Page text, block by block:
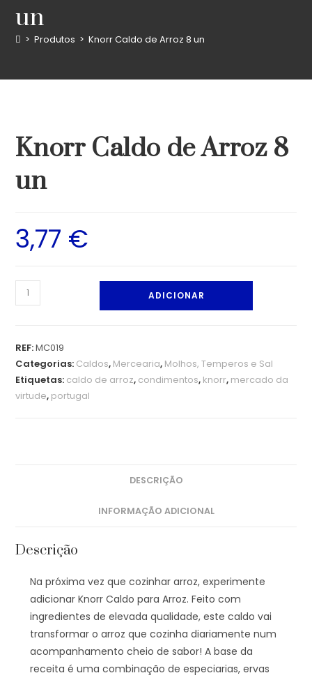
un
> Produtos > Knorr Caldo de Arroz 8 un
Knorr Caldo de Arroz 8
un
3,77 €
ADICIONAR
REF:MC019
Categorias: Caldos, Mercearia, Molhos, Temperos e Sal
Etiquetas: caldo de arroz, condimentos, knorr, mercado da
virtude, portugal
DESCRIÇÃO
INFORMAÇÃO ADICIONAL
Descrição
Na próxima vez que cozinhar arroz, experimente
adicionar Knorr Caldo para Arroz. Feito com
ingredientes de elevada qualidade, este caldo vai
transformar o arroz que cozinha diariamente num
acompanhamento cheio de sabor! A base da
receita é uma combinação de especiarias, ervas